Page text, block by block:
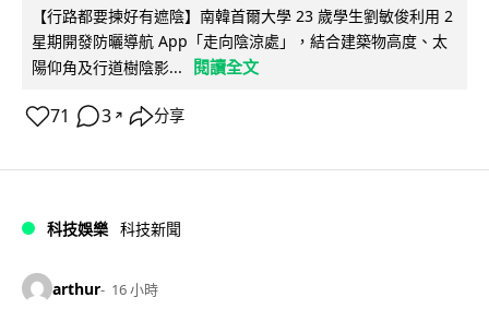
【行路都要揀好有遮陰】南韓首爾大學 23 歲學生劉敏俊利用 2
星期開發防曬導航 App「走向陰涼處」，結合建築物高度、太
陽仰角及行道樹陰影...
閱讀全文
71 3 ↗ 分享
科技娛樂 科技新聞
arthur 16 小時